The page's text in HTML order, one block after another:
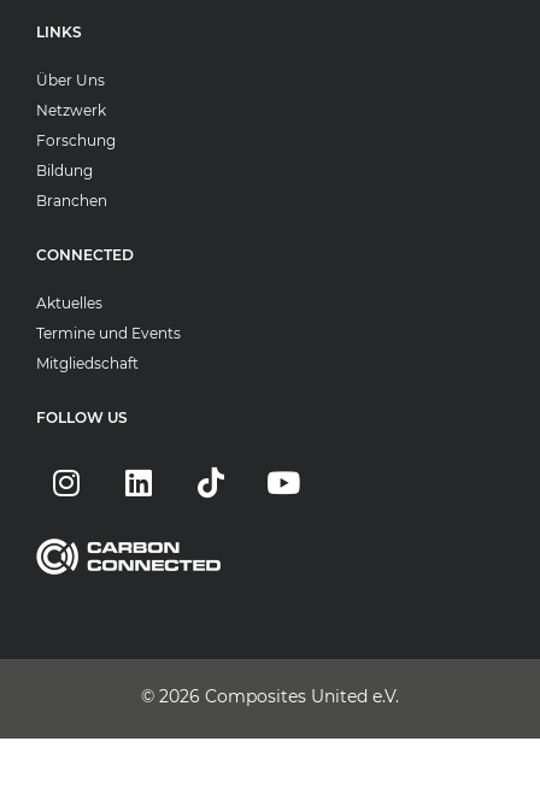
LINKS
Über Uns
Netzwerk
Forschung
Bildung
Branchen
CONNECTED
Aktuelles
Termine und Events
Mitgliedschaft
FOLLOW US
© 2026 Composites United e.V.